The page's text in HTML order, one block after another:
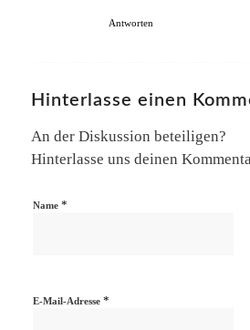
Antworten
Hinterlasse einen
An der Diskussion beteiligen?
Hinterlasse uns deinen
Name *
E-Mail-Adresse *